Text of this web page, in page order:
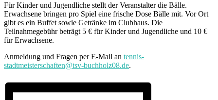
Für Kinder und Jugendliche stellt der Veranstalter die Bälle.
Erwachsene bringen pro Spiel eine frische Dose Bälle mit. Vor Ort
gibt es ein Buffet sowie Getränke im Clubhaus. Die
Teilnahmegebühr beträgt 5 € für Kinder und Jugendliche und 10 €
für Erwachsene.
Anmeldung und Fragen per E-Mail an tennis-
stadtmeisterschaften@tsv-buchholz08.de.